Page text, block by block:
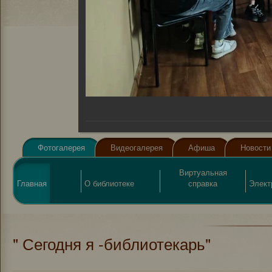
Фотогалерея Видеогалерея Афиша Новости
Главная О библиотеке
Виртуальная
справка
" Сегодня я -библиотекарь"